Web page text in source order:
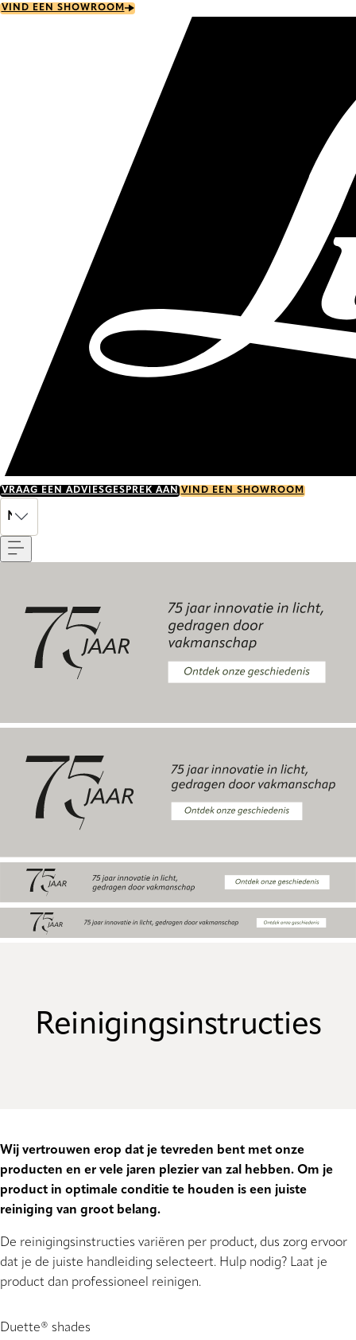
Skip
VIND EEN SHOWROOM
VRAAG EEN ADVIESGESPREK AAN VIND EEN SHOWROOM
NL
Reinigingsinstructies
Wij vertrouwen erop dat je tevreden bent met onze
producten en er vele jaren plezier van zal hebben. Om je
product in optimale conditie te houden is een juiste
reiniging van groot belang.
De reinigingsinstructies variëren per product, dus zorg ervoor
dat je de juiste handleiding selecteert. Hulp nodig? Laat je
product dan professioneel reinigen.
Duette® shades